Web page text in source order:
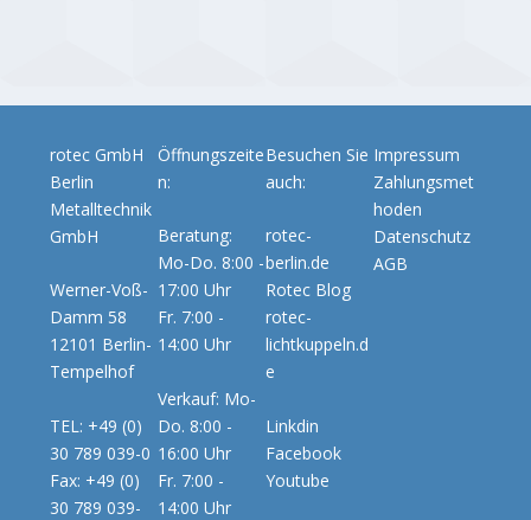
rotec GmbH
Berlin
Metalltechnik
GmbH
Werner-Voß-
Damm 58
12101 Berlin-
Tempelhof
TEL: +49 (0)
30 789 039-0
Fax: +49 (0)
30 789 039-
Öffnungszeite
n:
Beratung:
Mo-Do. 8:00 -
17:00 Uhr
Fr. 7:00 -
14:00 Uhr
Verkauf: Mo-
Do. 8:00 -
16:00 Uhr
Fr. 7:00 -
14:00 Uhr
Besuchen Sie
auch:
rotec-
berlin.de
Rotec Blog
rotec-
lichtkuppeln.d
e
Linkdin
Facebook
Youtube
Impressum
Zahlungsmet
hoden
Datenschutz
AGB